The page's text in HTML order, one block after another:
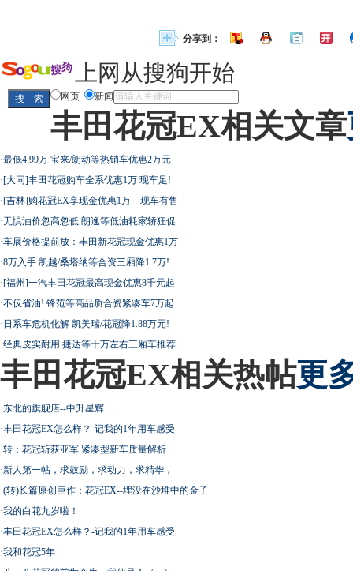
分享到：
上网从搜狗开始
网页 新闻
丰田花冠EX相关文章
·最低4.99万 宝来/朗动等热销车优惠2万元
·[大同]丰田花冠购车全系优惠1万 现车足!
·[吉林]购花冠EX享现金优惠1万 现车有售
·无惧油价忽高忽低 朗逸等低油耗家轿狂促
·车展价格提前放：丰田新花冠现金优惠1万
·8万入手 凯越/桑塔纳等合资三厢降1.7万!
·[福州]一汽丰田花冠最高现金优惠8千元起
·不仅省油! 锋范等高品质合资紧凑车7万起
· 日系车危机化解 凯美瑞/花冠降1.88万元!
·经典皮实耐用 捷达等十万左右三厢车推荐
丰田花冠EX相关热帖更
·东北的旗舰店--中升星辉
·丰田花冠EX怎么样？-记我的1年用车感受
·转：花冠斩获亚军 紧凑型新车质量解析
·新人第一帖，求鼓励，求动力，求精华，
·(转)长篇原创巨作：花冠EX--埋没在沙堆中的金子
·我的白花九岁啦！
·丰田花冠EX怎么样？-记我的1年用车感受
·我和花冠5年